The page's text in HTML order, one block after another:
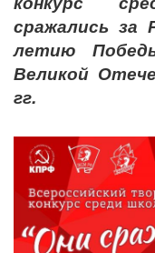
сражались за
летию
Великой
гг.